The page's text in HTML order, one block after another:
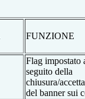
FUNZIONE
Flag impostato
seguito della
chiusura/
del banner sui